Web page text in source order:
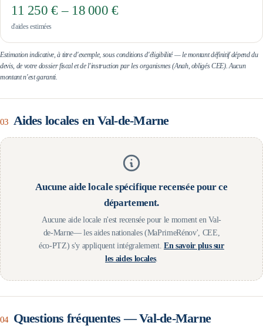
11 250 € – 18 000 €
d'aides estimées
Estimation indicative, à titre d'exemple, sous conditions d'éligibilité — le montant définitif dépend du
devis, de votre dossier fiscal et de l'instruction par les organismes (Anah, obligés CEE). Aucun
montant n'est garanti.
03 Aides locales en Val-de-Marne
Aucune aide locale spécifique recensée pour ce
département.
Aucune aide locale n'est recensée pour le moment en Val-
de-Marne— les aides nationales (MaPrimeRénov', CEE,
éco-PTZ) s'y appliquent intégralement. En savoir plus sur
les aides locales.
04 Questions fréquentes —Val-de-Marne